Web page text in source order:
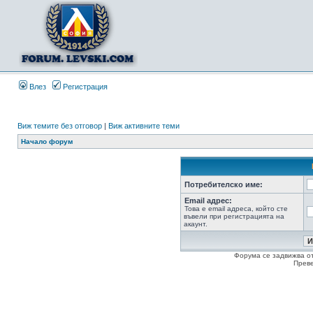
Влез Регистрация
Виж темите без отговор | Виж активните теми
Начало форум
Потребителско име:
Email адрес:
Това е email адреса, който сте
въвели при регистрацията на
акаунт.
Форума се задвижва